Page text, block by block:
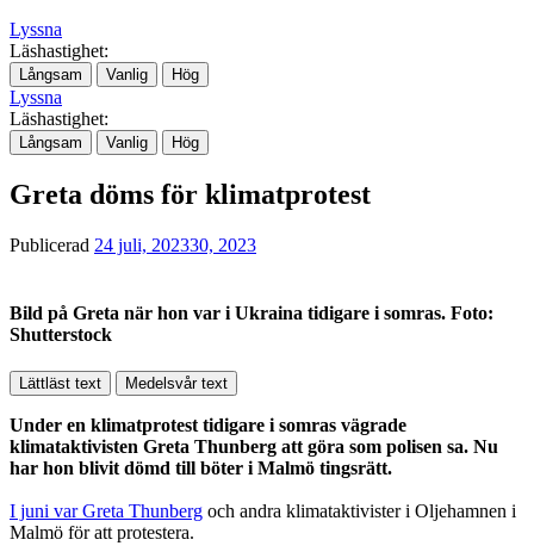
Lyssna
Läshastighet:
Långsam Vanlig Hög
Lyssna
Läshastighet:
Långsam Vanlig Hög
Greta döms för klimatprotest
Publicerad 24 juli, 202330, 2023
Bild på Greta när hon var i Ukraina tidigare i somras. Foto:
Shutterstock
Lättläst text Medelsvår text
Under en klimatprotest tidigare i somras vägrade
klimataktivisten Greta Thunberg att göra som polisen sa. Nu
har hon blivit dömd till böter i Malmö tingsrätt.
I juni var Greta Thunberg och andra klimataktivister i Oljehamnen i
Malmö för att protestera.